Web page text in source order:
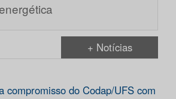
+ Notícias
compromisso do Codap/UFS com